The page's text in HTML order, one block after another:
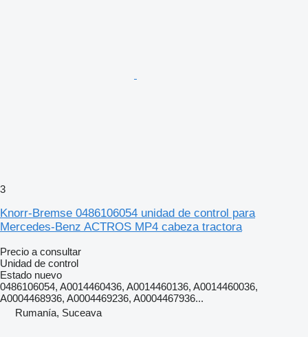
3
Knorr-Bremse 0486106054 unidad de control para
Mercedes-Benz ACTROS MP4 cabeza tractora
Precio a consultar
Unidad de control
Estado nuevo
0486106054, A0014460436, A0014460136, A0014460036,
A0004468936, A0004469236, A0004467936...
Rumanía, Suceava